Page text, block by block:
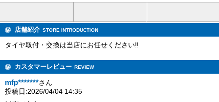
店舗紹介 STORE INTRODUCTION
タイヤ取付・交換は当店にお任せください‼
カスタマーレビュー REVIEW
mfp*******さん
投稿日:2026/04/04 14:35